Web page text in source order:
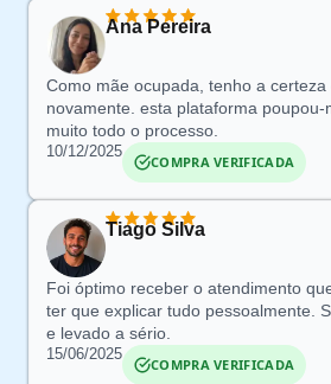
Ana Pereira
Como mãe ocupada, tenho a certeza
novamente. esta plataforma poupou-
muito todo o processo.
10/12/2025
COMPRA VERIFICADA
Tiago Silva
Foi óptimo receber o atendimento
ter que explicar tudo pessoalmente.
e levado a sério.
15/06/2025
COMPRA VERIFICADA